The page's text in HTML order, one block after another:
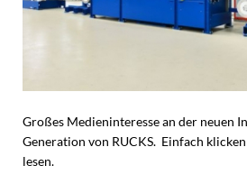
Großes Medieninteresse an der neuen
Generation von RUCKS. Einfach
lesen.